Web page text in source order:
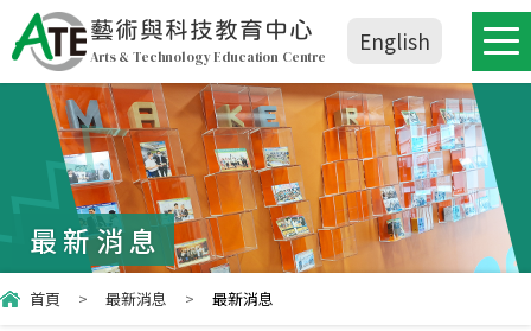
藝術與科技教育中心
Arts & Technology Education Centre
English
最新消息
首頁 > 最新消息 > 最新消息